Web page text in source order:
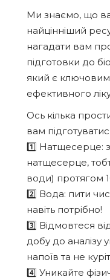
Ми знаємо, що
найцінніший
нагадати вам
підготовки до
який є ключовим
ефективного
Ось кілька
вам
1️⃣ Натщесерце:
натщесерце,
води) протягом
2️⃣ Вода: пити
навіть потрібно!
3️⃣ Відмовтеся
добу до аналізу
напоїв та не
4️⃣ Уникайте